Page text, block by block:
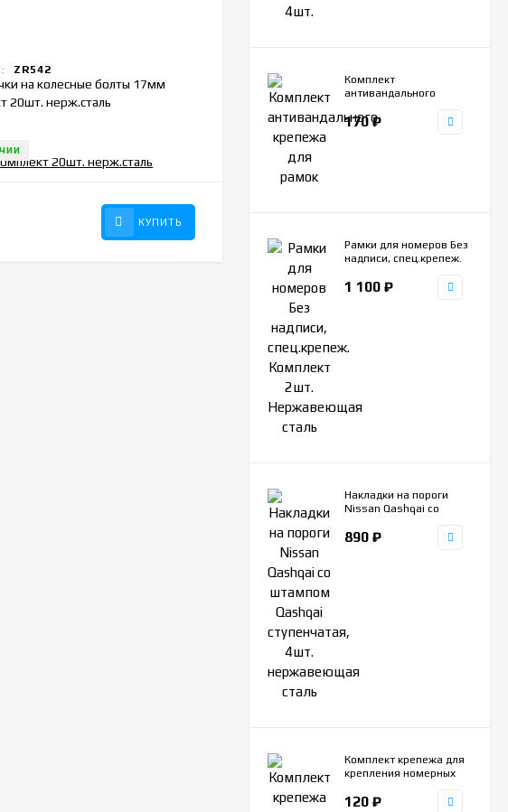
ZR542
на колесные болты 17мм
20шт. нерж.сталь
КУПИТЬ
Колпачки заглушки ступицы колеса 52-
56мм, комплект 4шт.
Комплект
антивандального
170₽
Рамки для номеров Без
надписи, спец.крепеж.
Нержавеющая сталь
1 100 ₽
Накладки на пороги
Nissan Qashqai со
ступенчатая, 4шт.
890 ₽
Комплект крепежа для
крепления номерных
120 ₽